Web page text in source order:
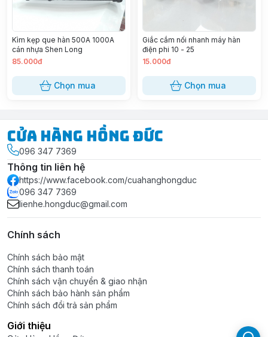
Kìm kẹp que hàn 500A 1000A
cán nhựa Shen Long
85.000đ
Chọn mua
Giắc cắm nối nhanh máy hàn
điện phi 10 - 25
15.000đ
Chọn mua
Cửa Hàng Hồng Đức
096 347 7369
Thông tin liên hệ
https://www.facebook.com/cuahanghongduc
096 347 7369
lienhe.hongduc@gmail.com
Chính sách
Chính sách bảo mật
Chính sách thanh toán
Chính sách vận chuyển & giao nhận
Chính sách bảo hành sản phẩm
Chính sách đổi trả sản phẩm
Giới thiệu